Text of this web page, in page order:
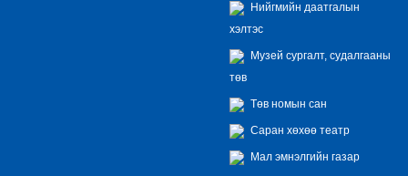
Нийгмийн даатгалын
хэлтэс
Музей сургалт, судалгааны
төв
Төв номын сан
Саран хөхөө театр
Мал эмнэлгийн газар